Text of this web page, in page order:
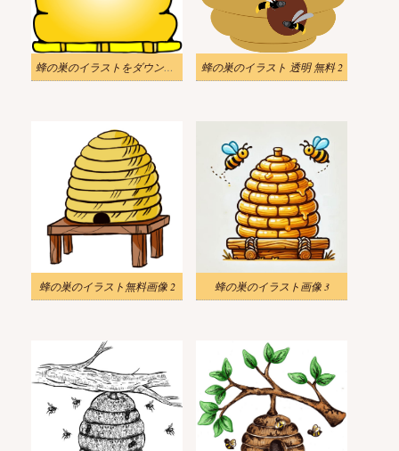
蜂の巣のイラストをダウンロード シンプル 蜂の巣のイラスト 透明 無料 2
蜂の巣のイラスト無料画像 2 蜂の巣のイラスト画像 3